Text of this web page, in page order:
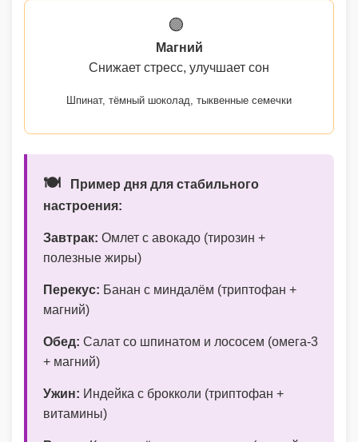
🟣
Магний
Снижает стресс, улучшает сон
Шпинат, тёмный шоколад, тыквенные семечки
🍽️
Пример дня для стабильного
настроения:
Завтрак: Омлет с авокадо (тирозин +
полезные жиры)
Перекус: Банан с миндалём (триптофан +
магний)
Обед: Салат со шпинатом и лососем (омега-3
+ магний)
Ужин: Индейка с брокколи (триптофан +
витамины)